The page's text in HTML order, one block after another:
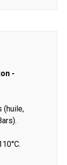
-
(huile,